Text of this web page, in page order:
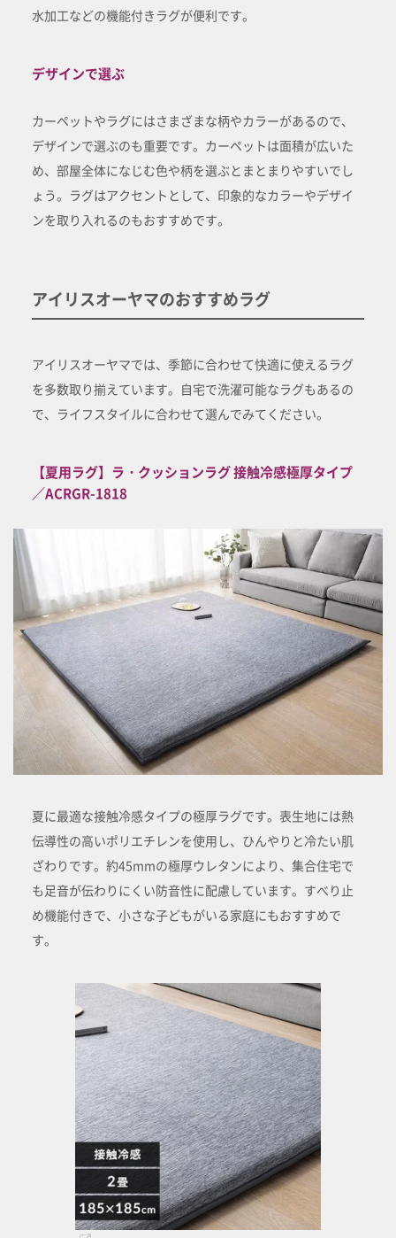
水加工などの機能付きラグが便利です。
デザインで選ぶ
カーペットやラグにはさまざまな柄やカラーがあるので、
デザインで選ぶのも重要です。カーペットは面積が広いた
め、部屋全体になじむ色や柄を選ぶとまとまりやすいでし
ょう。ラグはアクセントとして、印象的なカラーやデザイ
ンを取り入れるのもおすすめです。
アイリスオーヤマのおすすめラグ
アイリスオーヤマでは、季節に合わせて快適に使えるラグ
を多数取り揃えています。自宅で洗濯可能なラグもあるの
で、ライフスタイルに合わせて選んでみてください。
【夏用ラグ】ラ・クッションラグ 接触冷感極厚タイプ
／ACRGR-1818
夏に最適な接触冷感タイプの極厚ラグです。表生地には熱
伝導性の高いポリエチレンを使用し、ひんやりと冷たい肌
ざわりです。約45mmの極厚ウレタンにより、集合住宅で
も足音が伝わりにくい防音性に配慮しています。すべり止
め機能付きで、小さな子どもがいる家庭にもおすすめで
す。